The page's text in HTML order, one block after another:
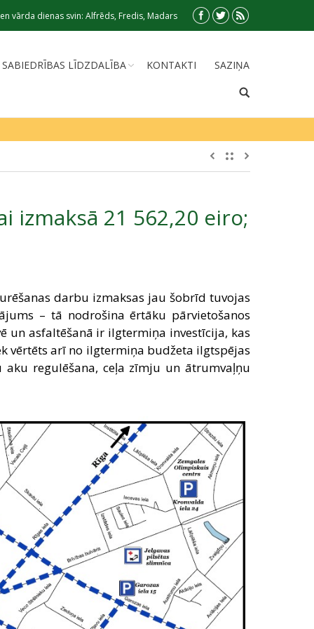
vārda dienas svin: Alfrēds, Fredis, Madars
SABIEDRĪBAS LĪDZDALĪBA KONTAKTI SAZIŅA
izmaksā 21 562,20 eiro;
darbu izmaksas jau šobrīd tuvojas
– tā nodrošina ērtāku pārvietošanos
asfaltēšanā ir ilgtermiņa investīcija, kas
vērtēts arī no ilgtermiņa budžeta ilgtspējas
regulēšana, ceļa zīmju un ātrumvaļņu